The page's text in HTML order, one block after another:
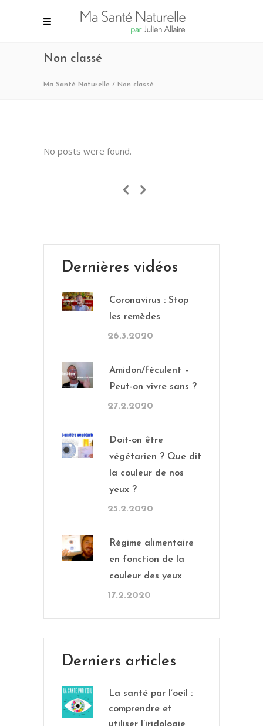
Non classé
Ma Santé Naturelle / Non classé
No posts were found.
Dernières vidéos
Coronavirus : Stop
les remèdes
26.3.2020
Amidon/féculent –
Peut-on vivre sans ?
27.2.2020
Doit-on être
végétarien ? Que dit
la couleur de nos
yeux ?
25.2.2020
Régime alimentaire
en fonction de la
couleur des yeux
17.2.2020
Derniers articles
La santé par l’oeil :
comprendre et